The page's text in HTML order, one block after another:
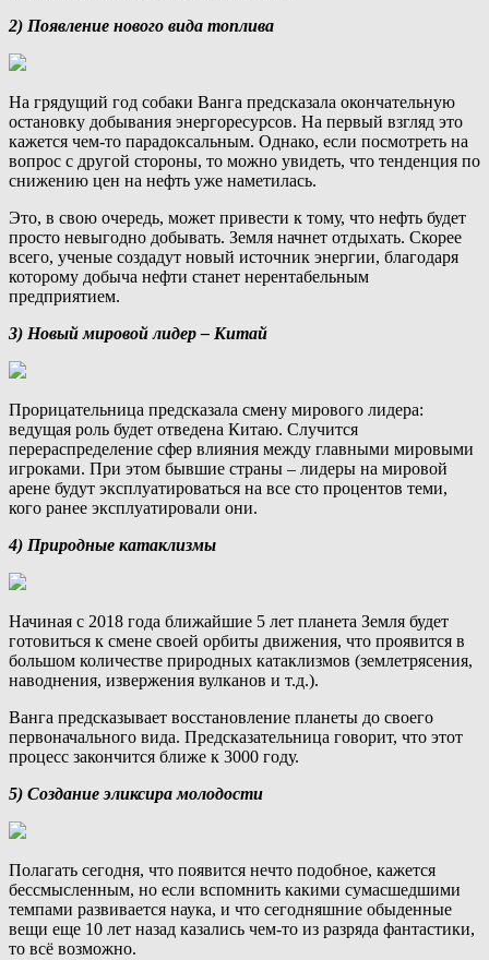
2) Появление нового вида топлива
На грядущий год собаки Ванга предсказала окончательную
остановку добывания энергоресурсов. На первый взгляд это
кажется чем-то парадоксальным. Однако, если посмотреть на
вопрос с другой стороны, то можно увидеть, что тенденция по
снижению цен на нефть уже наметилась.
Это, в свою очередь, может привести к тому, что нефть будет
просто невыгодно добывать. Земля начнет отдыхать. Скорее
всего, ученые создадут новый источник энергии, благодаря
которому добыча нефти станет нерентабельным
предприятием.
3) Новый мировой лидер – Китай
Прорицательница предсказала смену мирового лидера:
ведущая роль будет отведена Китаю. Случится
перераспределение сфер влияния между главными мировыми
игроками. При этом бывшие страны – лидеры на мировой
арене будут эксплуатироваться на все сто процентов теми,
кого ранее эксплуатировали они.
4) Природные катаклизмы
Начиная с 2018 года ближайшие 5 лет планета Земля будет
готовиться к смене своей орбиты движения, что проявится в
большом количестве природных катаклизмов (землетрясения,
наводнения, извержения вулканов и т.д.).
Ванга предсказывает восстановление планеты до своего
первоначального вида. Предсказательница говорит, что этот
процесс закончится ближе к 3000 году.
5) Создание эликсира молодости
Полагать сегодня, что появится нечто подобное, кажется
бессмысленным, но если вспомнить какими сумасшедшими
темпами развивается наука, и что сегодняшние обыденные
вещи еще 10 лет назад казались чем-то из разряда фантастики,
то всё возможно.